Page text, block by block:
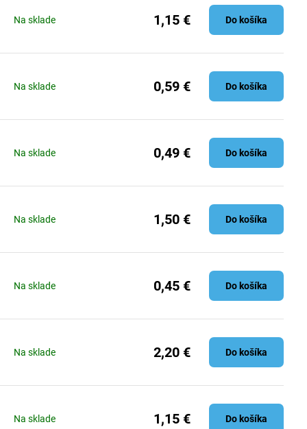
Na sklade 1,15 € Do košíka
Na sklade 0,59 € Do košíka
Na sklade 0,49 € Do košíka
Na sklade 1,50 € Do košíka
Na sklade 0,45 € Do košíka
Na sklade 2,20 € Do košíka
Na sklade 1,15 € Do košíka